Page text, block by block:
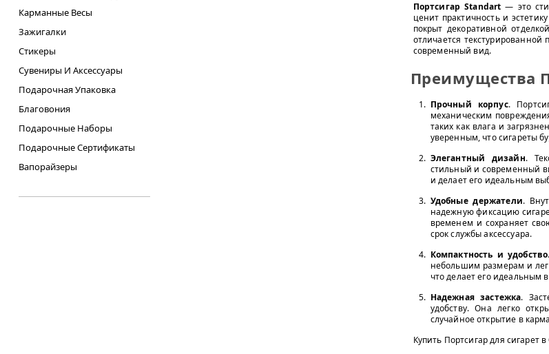
Карманные Весы
Зажигалки
Стикеры
Сувениры И Аксессуары
Подарочная Упаковка
Благовония
Подарочные Наборы
Подарочные Сертификаты
Вапорайзеры
Портсигар Standart — это
ценит практичность и
покрыт декоративной
отличается
современный вид.
Преимущества
Прочный корпус.
механическим
таких как влага и
уверенным, что сигареты
Элегантный дизайн.
стильный и современный
и делает его идеальным
Удобные держатели.
надежную фиксацию
временем и сохраняет
срок службы аксессуара.
Компактность и удобство
небольшим размерам и
что делает его идеальным
Надежная застежка.
удобству. Она легко
случайное открытие в
Купить Портсигар для сигарет